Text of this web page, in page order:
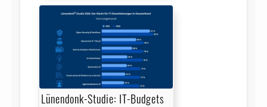
Lünendonk-Studie: IT-Budgets